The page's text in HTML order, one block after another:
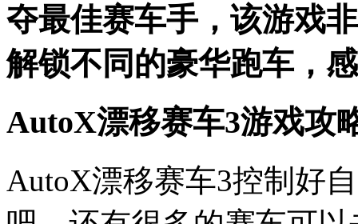
夺最佳赛车手，该游戏
解锁不同的豪华跑车，
AutoX漂移赛车3游戏攻
AutoX漂移赛车3控制好